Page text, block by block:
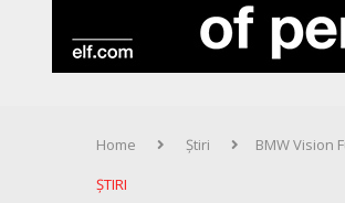
Home Știri
BMW Vision
ȘTIRI